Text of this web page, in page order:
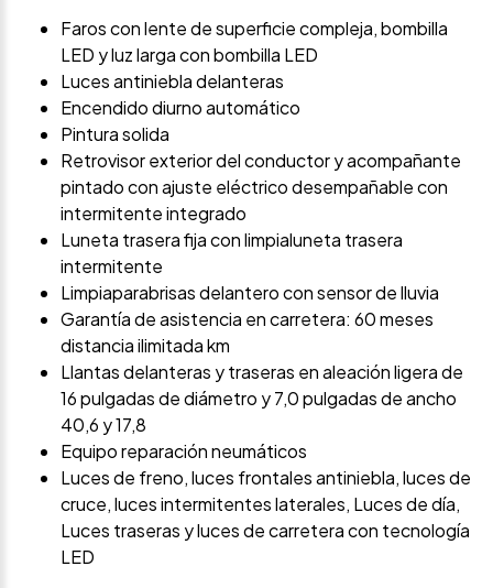
Faros con lente de superficie compleja, bombilla
LED y luz larga con bombilla LED
Luces antiniebla delanteras
Encendido diurno automático
Pintura solida
Retrovisor exterior del conductor y acompañante
pintado con ajuste eléctrico desempañable con
intermitente integrado
Luneta trasera fija con limpialuneta trasera
intermitente
Limpiaparabrisas delantero con sensor de lluvia
Garantía de asistencia en carretera: 60 meses
distancia ilimitada km
Llantas delanteras y traseras en aleación ligera de
16 pulgadas de diámetro y 7,0 pulgadas de ancho
40,6 y 17,8
Equipo reparación neumáticos
Luces de freno, luces frontales antiniebla, luces de
cruce, luces intermitentes laterales, Luces de día,
Luces traseras y luces de carretera con tecnología
LED